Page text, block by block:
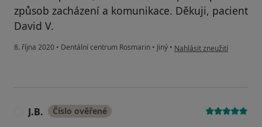
způsob zacházení a komunikace. Děkuji, pacient
David V.
8. října 2020 • Dentální centrum Rosmarin • Jiný • podle názoru uživatele
Nahlásit zneužití
J.B. Číslo ověřené